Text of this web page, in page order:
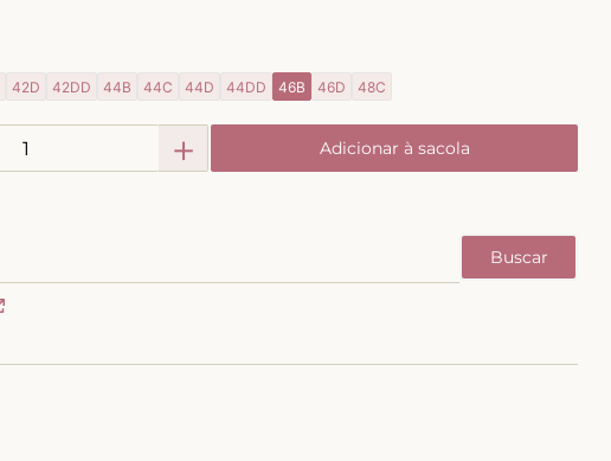
42D 42DD 44B 44C 44D 44DD 46B 46D 48C
＋ Adicionar à sacola